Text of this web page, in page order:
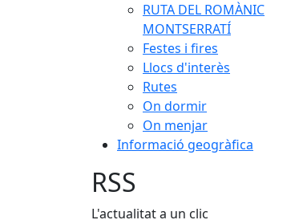
RUTA DEL ROMÀNIC
MONTSERRATÍ
Festes i fires
Llocs d'interès
Rutes
On dormir
On menjar
Informació geogràfica
RSS
L'actualitat a un clic